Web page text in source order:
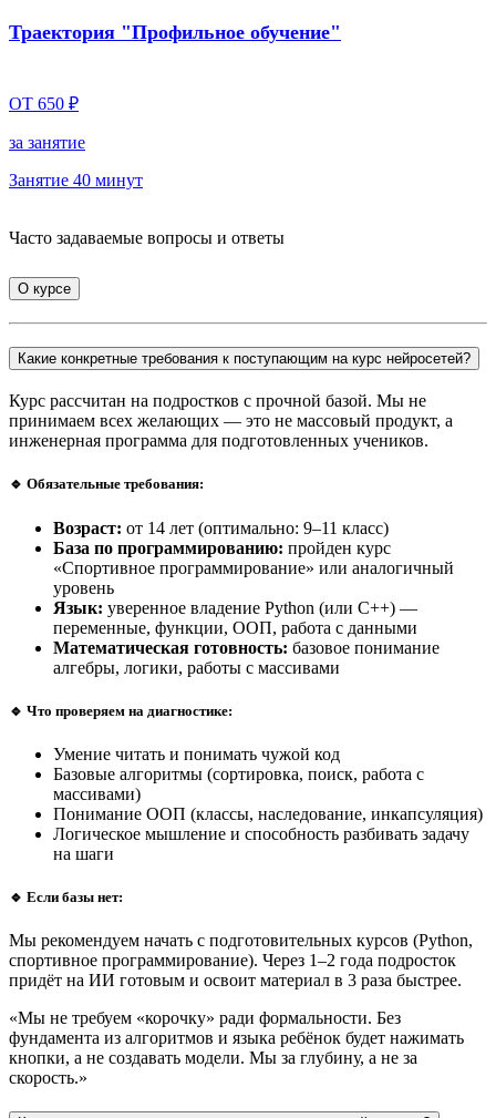
Траектория "Профильное обучение"
ОТ 650 ₽
за занятие
Занятие 40 минут
Часто задаваемые вопросы и ответы
О курсе
Какие конкретные требования к поступающим на курс нейросетей?
Курс рассчитан на подростков с прочной базой. Мы не
принимаем всех желающих — это не массовый продукт, а
инженерная программа для подготовленных учеников.
🔹 Обязательные требования:
Возраст: от 14 лет (оптимально: 9–11 класс)
База по программированию: пройден курс
«Спортивное программирование» или аналогичный
уровень
Язык: уверенное владение Python (или C++) —
переменные, функции, ООП, работа с данными
Математическая готовность: базовое понимание
алгебры, логики, работы с массивами
🔹 Что проверяем на диагностике:
Умение читать и понимать чужой код
Базовые алгоритмы (сортировка, поиск, работа с
массивами)
Понимание ООП (классы, наследование, инкапсуляция)
Логическое мышление и способность разбивать задачу
на шаги
🔹 Если базы нет:
Мы рекомендуем начать с подготовительных курсов (Python,
спортивное программирование). Через 1–2 года подросток
придёт на ИИ готовым и освоит материал в 3 раза быстрее.
«Мы не требуем «корочку» ради формальности. Без
фундамента из алгоритмов и языка ребёнок будет нажимать
кнопки, а не создавать модели. Мы за глубину, а не за
скорость.»